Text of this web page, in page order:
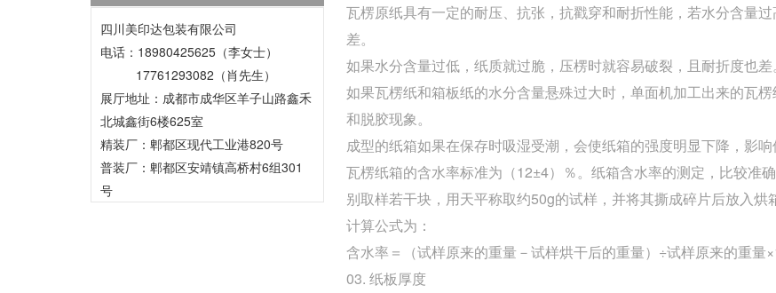
四川美印达包装有限公司
电话：18980425625（李女士）
17761293082（肖先生）
展厅地址：成都市成华区羊子山路鑫禾
北城鑫街6楼625室
精装厂：郫都区现代工业港820号
普装厂：郫都区安靖镇高桥村6组301
号
瓦楞原纸具有一定的耐压、抗张，抗戳穿和耐折性能，若水分含量
差。
如果水分含量过低，纸质就过脆，压楞时就容易破裂，且耐折度也差。
如果瓦楞纸和箱板纸的水分含量悬殊过大时，单面机加工出来的瓦
和脱胶现象。
成型的纸箱如果在保存时吸湿受潮，会使纸箱的强度明显下降，影响
瓦楞纸箱的含水率标准为（12±4）％。纸箱含水率的测定，比较准
别取样若干块，用天平称取约50g的试样，并将其撕成碎片后放入
计算公式为：
含水率＝（试样原来的重量－试样烘干后的重量）÷试样原来的重量
03. 纸板厚度